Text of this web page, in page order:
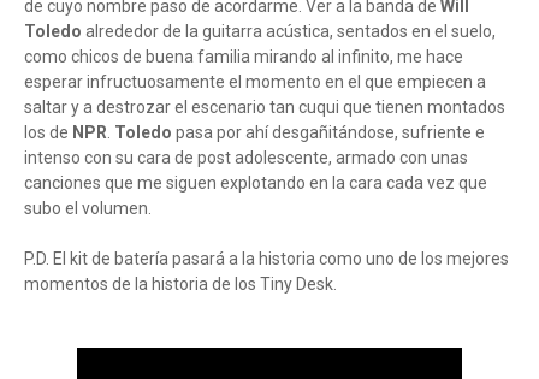
de cuyo nombre paso de acordarme. Ver a la banda de Will
Toledo alrededor de la guitarra acústica, sentados en el suelo,
como chicos de buena familia mirando al infinito, me hace
esperar infructuosamente el momento en el que empiecen a
saltar y a destrozar el escenario tan cuqui que tienen montados
los de NPR. Toledo pasa por ahí desgañitándose, sufriente e
intenso con su cara de post adolescente, armado con unas
canciones que me siguen explotando en la cara cada vez que
subo el volumen.
P.D. El kit de batería pasará a la historia como uno de los mejores
momentos de la historia de los Tiny Desk.